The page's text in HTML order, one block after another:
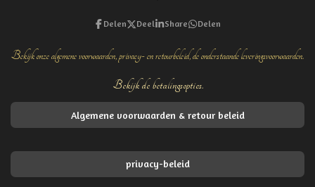
Delen Deel Share Delen
Bekijk onze algemene voorwaarden, privacy- en retourbeleid, de onderstaande leveringsvoorwaarden.
Bekijk de betalingsopties.
Algemene voorwaarden & retour beleid
privacy-beleid